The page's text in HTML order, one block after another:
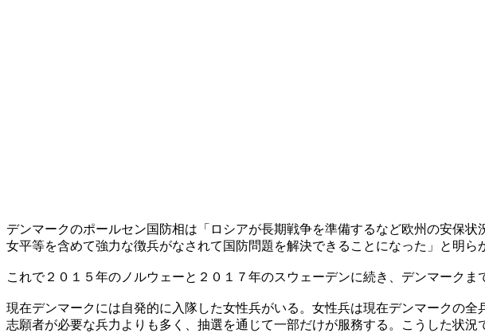
デンマークのポールセン国防相は「ロシアが長期戦争を準備するなど欧州の安保
女平等を含めて強力な徴兵がなされて国防問題を解決できることになった」と明ら
これで２０１５年のノルウェーと２０１７年のスウェーデンに続き、デンマーク
現在デンマークには自発的に入隊した女性兵がいる。女性兵は現在デンマークの
志願者が必要な兵力よりも多く、抽選を通じて一部だけが服務する。こうした状